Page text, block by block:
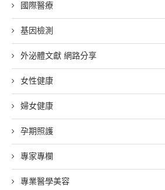
國際醫療
基因檢測
外泌體文獻 網路分享
女性健康
婦女健康
孕期照護
專家專欄
專業醫學美容